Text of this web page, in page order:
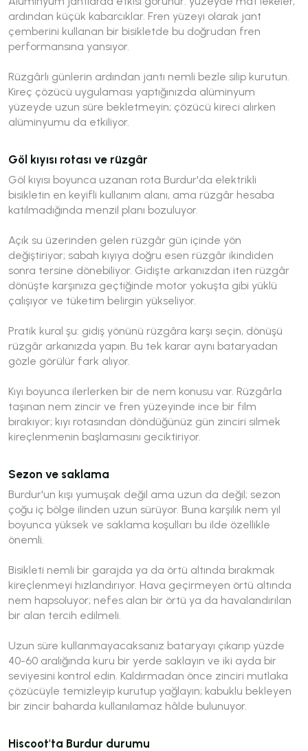
ardından küçük kabarcıklar. Fren yüzeyi olarak jant
çemberini kullanan bir bisikletde bu doğrudan fren
performansına yansıyor.
Rüzgârlı günlerin ardından jantı nemli bezle silip kurutun.
Kireç çözücü uygulaması yaptığınızda alüminyum
yüzeyde uzun süre bekletmeyin; çözücü kireci alırken
alüminyumu da etkiliyor.
Göl kıyısı rotası ve rüzgâr
Göl kıyısı boyunca uzanan rota Burdur'da elektrikli
bisikletin en keyifli kullanım alanı, ama rüzgâr hesaba
katılmadığında menzil planı bozuluyor.
Açık su üzerinden gelen rüzgâr gün içinde yön
değiştiriyor; sabah kıyıya doğru esen rüzgâr ikindiden
sonra tersine dönebiliyor. Gidişte arkanızdan iten rüzgâr
dönüşte karşınıza geçtiğinde motor yokuşta gibi yüklü
çalışıyor ve tüketim belirgin yükseliyor.
Pratik kural şu: gidiş yönünü rüzgâra karşı seçin, dönüşü
rüzgâr arkanızda yapın. Bu tek karar aynı bataryadan
gözle görülür fark alıyor.
Kıyı boyunca ilerlerken bir de nem konusu var. Rüzgârla
taşınan nem zincir ve fren yüzeyinde ince bir film
bırakıyor; kıyı rotasından döndüğünüz gün zinciri silmek
kireçlenmenin başlamasını geciktiriyor.
Sezon ve saklama
Burdur'un kışı yumuşak değil ama uzun da değil; sezon
çoğu iç bölge ilinden uzun sürüyor. Buna karşılık nem yıl
boyunca yüksek ve saklama koşulları bu ilde özellikle
önemli.
Bisikleti nemli bir garajda ya da örtü altında bırakmak
kireçlenmeyi hızlandırıyor. Hava geçirmeyen örtü altında
nem hapsoluyor; nefes alan bir örtü ya da havalandırılan
bir alan tercih edilmeli.
Uzun süre kullanmayacaksanız bataryayı çıkarıp yüzde
40-60 aralığında kuru bir yerde saklayın ve iki ayda bir
seviyesini kontrol edin. Kaldırmadan önce zinciri mutlaka
çözücüyle temizleyip kurutup yağlayın; kabuklu bekleyen
bir zincir baharda kullanılamaz hâlde bulunuyor.
Hiscoot'ta Burdur durumu